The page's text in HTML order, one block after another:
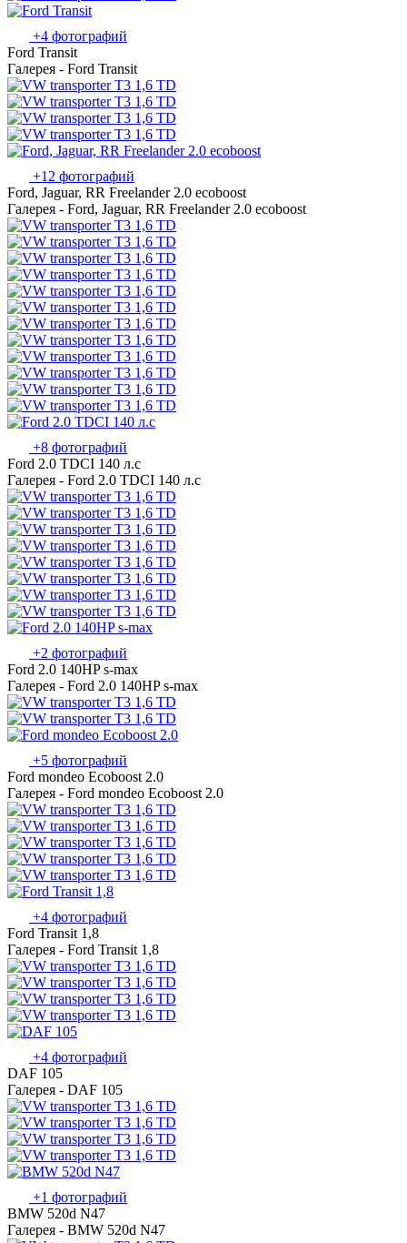
+4 фотографий
Ford Transit
Галерея - Ford Transit
+12 фотографий
Ford, Jaguar, RR Freelander 2.0 ecoboost
Галерея - Ford, Jaguar, RR Freelander 2.0 ecoboost
+8 фотографий
Ford 2.0 TDCI 140 л.с
Галерея - Ford 2.0 TDCI 140 л.с
+2 фотографий
Ford 2.0 140HP s-max
Галерея - Ford 2.0 140HP s-max
+5 фотографий
Ford mondeo Ecoboost 2.0
Галерея - Ford mondeo Ecoboost 2.0
+4 фотографий
Ford Transit 1,8
Галерея - Ford Transit 1,8
+4 фотографий
DAF 105
Галерея - DAF 105
+1 фотографий
BMW 520d N47
Галерея - BMW 520d N47